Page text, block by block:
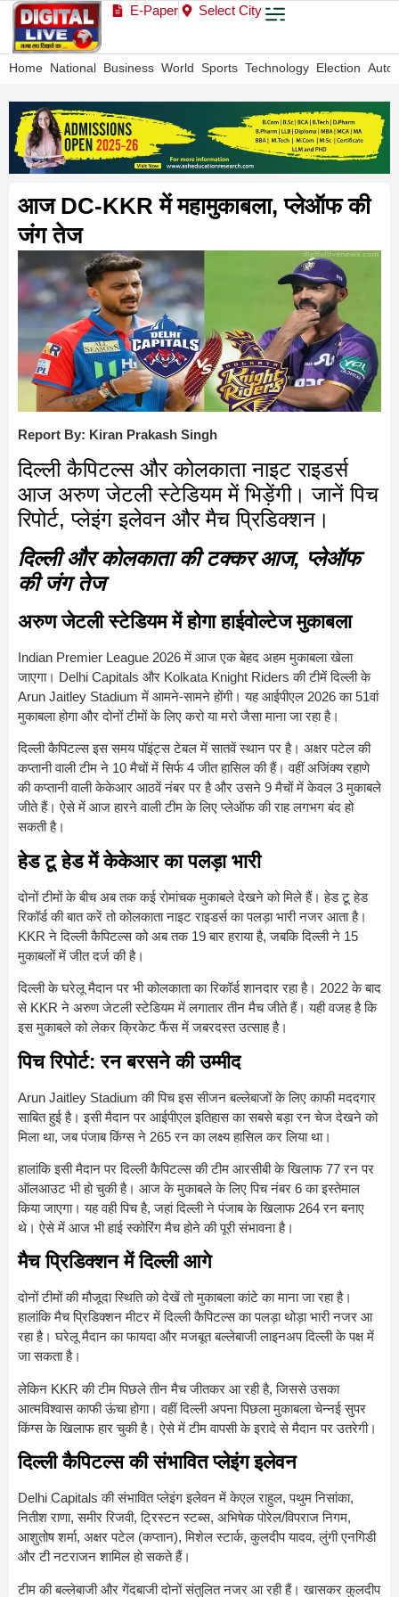
E-Paper Select City
Home National Business World Sports Technology Election Auto
आज DC-KKR में महामुकाबला, प्लेऑफ की
जंग तेज
Report By: Kiran Prakash Singh
दिल्ली कैपिटल्स और कोलकाता नाइट राइडर्स
आज अरुण जेटली स्टेडियम में भिड़ेंगी। जानें पिच
रिपोर्ट, प्लेइंग इलेवन और मैच प्रिडिक्शन।
दिल्ली और कोलकाता की टक्कर आज, प्लेऑफ
की जंग तेज
अरुण जेटली स्टेडियम में होगा हाईवोल्टेज मुकाबला
Indian Premier League 2026में आज एक बेहद अहम मुकाबला खेला
जाएगा। Delhi Capitals और Kolkata Knight Riders की टीमें दिल्ली के
Arun Jaitley Stadium में आमने-सामने होंगी। यह आईपीएल 2026 का 51वां
मुकाबला होगा और दोनों टीमों के लिए करो या मरो जैसा माना जा रहा है।
दिल्ली कैपिटल्स इस समय पॉइंट्स टेबल में सातवें स्थान पर है। अक्षर पटेल की
कप्तानी वाली टीम ने 10 मैचों में सिर्फ 4 जीत हासिल की हैं। वहीं अजिंक्य रहाणे
की कप्तानी वाली केकेआर आठवें नंबर पर है और उसने 9 मैचों में केवल 3 मुकाबले
जीते हैं। ऐसे में आज हारने वाली टीम के लिए प्लेऑफ की राह लगभग बंद हो
सकती है।
हेड टू हेड में केकेआर का पलड़ा भारी
दोनों टीमों के बीच अब तक कई रोमांचक मुकाबले देखने को मिले हैं। हेड टू हेड
रिकॉर्ड की बात करें तो कोलकाता नाइट राइडर्स का पलड़ा भारी नजर आता है।
KKR ने दिल्ली कैपिटल्स को अब तक 19 बार हराया है, जबकि दिल्ली ने 15
मुकाबलों में जीत दर्ज की है।
दिल्ली के घरेलू मैदान पर भी कोलकाता का रिकॉर्ड शानदार रहा है। 2022 के बाद
से KKR ने अरुण जेटली स्टेडियम में लगातार तीन मैच जीते हैं। यही वजह है कि
इस मुकाबले को लेकर क्रिकेट फैंस में जबरदस्त उत्साह है।
पिच रिपोर्ट: रन बरसने की उम्मीद
Arun Jaitley Stadium की पिच इस सीजन बल्लेबाजों के लिए काफी मददगार
साबित हुई है। इसी मैदान पर आईपीएल इतिहास का सबसे बड़ा रन चेज देखने को
मिला था, जब पंजाब किंग्स ने 265 रन का लक्ष्य हासिल कर लिया था।
हालांकि इसी मैदान पर दिल्ली कैपिटल्स की टीम आरसीबी के खिलाफ 77 रन पर
ऑलआउट भी हो चुकी है। आज के मुकाबले के लिए पिच नंबर 6 का इस्तेमाल
किया जाएगा। यह वही पिच है, जहां दिल्ली ने पंजाब के खिलाफ 264 रन बनाए
थे। ऐसे में आज भी हाई स्कोरिंग मैच होने की पूरी संभावना है।
मैच प्रिडिक्शन में दिल्ली आगे
दोनों टीमों की मौजूदा स्थिति को देखें तो मुकाबला कांटे का माना जा रहा है।
हालांकि मैच प्रिडिक्शन मीटर में दिल्ली कैपिटल्स का पलड़ा थोड़ा भारी नजर आ
रहा है। घरेलू मैदान का फायदा और मजबूत बल्लेबाजी लाइनअप दिल्ली के पक्ष में
जा सकता है।
लेकिन KKR की टीम पिछले तीन मैच जीतकर आ रही है, जिससे उसका
आत्मविश्वास काफी ऊंचा होगा। वहीं दिल्ली अपना पिछला मुकाबला चेन्नई सुपर
किंग्स के खिलाफ हार चुकी है। ऐसे में टीम वापसी के इरादे से मैदान पर उतरेगी।
दिल्ली कैपिटल्स की संभावित प्लेइंग इलेवन
Delhi Capitals की संभावित प्लेइंग इलेवन में केएल राहुल, पथुम निसांका,
नितीश राणा, समीर रिजवी, ट्रिस्टन स्टब्स, अभिषेक पोरेल/विपराज निगम,
आशुतोष शर्मा, अक्षर पटेल (कप्तान), मिशेल स्टार्क, कुलदीप यादव, लुंगी एनगिडी
और टी नटराजन शामिल हो सकते हैं।
टीम की बल्लेबाजी और गेंदबाजी दोनों संतुलित नजर आ रही हैं। खासकर कुलदीप